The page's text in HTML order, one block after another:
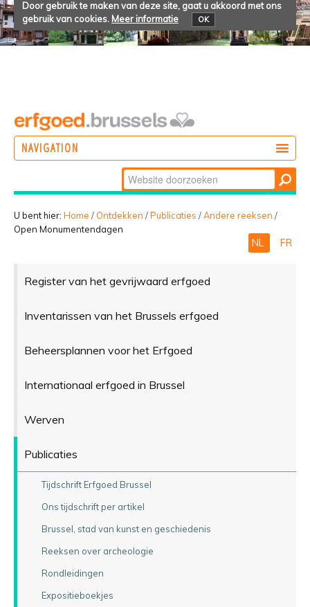
Door gebruik te maken van deze site, gaat u akkoord met ons
gebruik van cookies. Meer informatie OK
NAVIGATION
BELEVEN
Zoek
Geavanceerd
zoeken...
U bent hier: Home / Ontdekken /Publicaties /Andere reeksen /
Open Monumentendagen
NL FR
Register van het gevrijwaard erfgoed
Inventarissen van het Brussels erfgoed
Beheersplannen voor het Erfgoed
Internationaal erfgoed in Brussel
Werven
Publicaties
Tijdschrift Erfgoed Brussel
Ons tijdschrift per artikel
Brussel, stad van kunst en geschiedenis
Reeksen over archeologie
Rondleidingen
Expositieboekjes